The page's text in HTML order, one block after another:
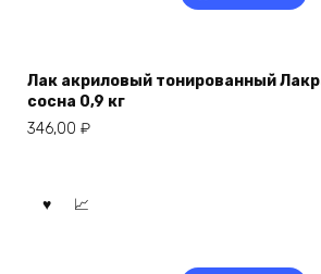
Лак акриловый тонированный
сосна 0,9 кг
346,00 ₽